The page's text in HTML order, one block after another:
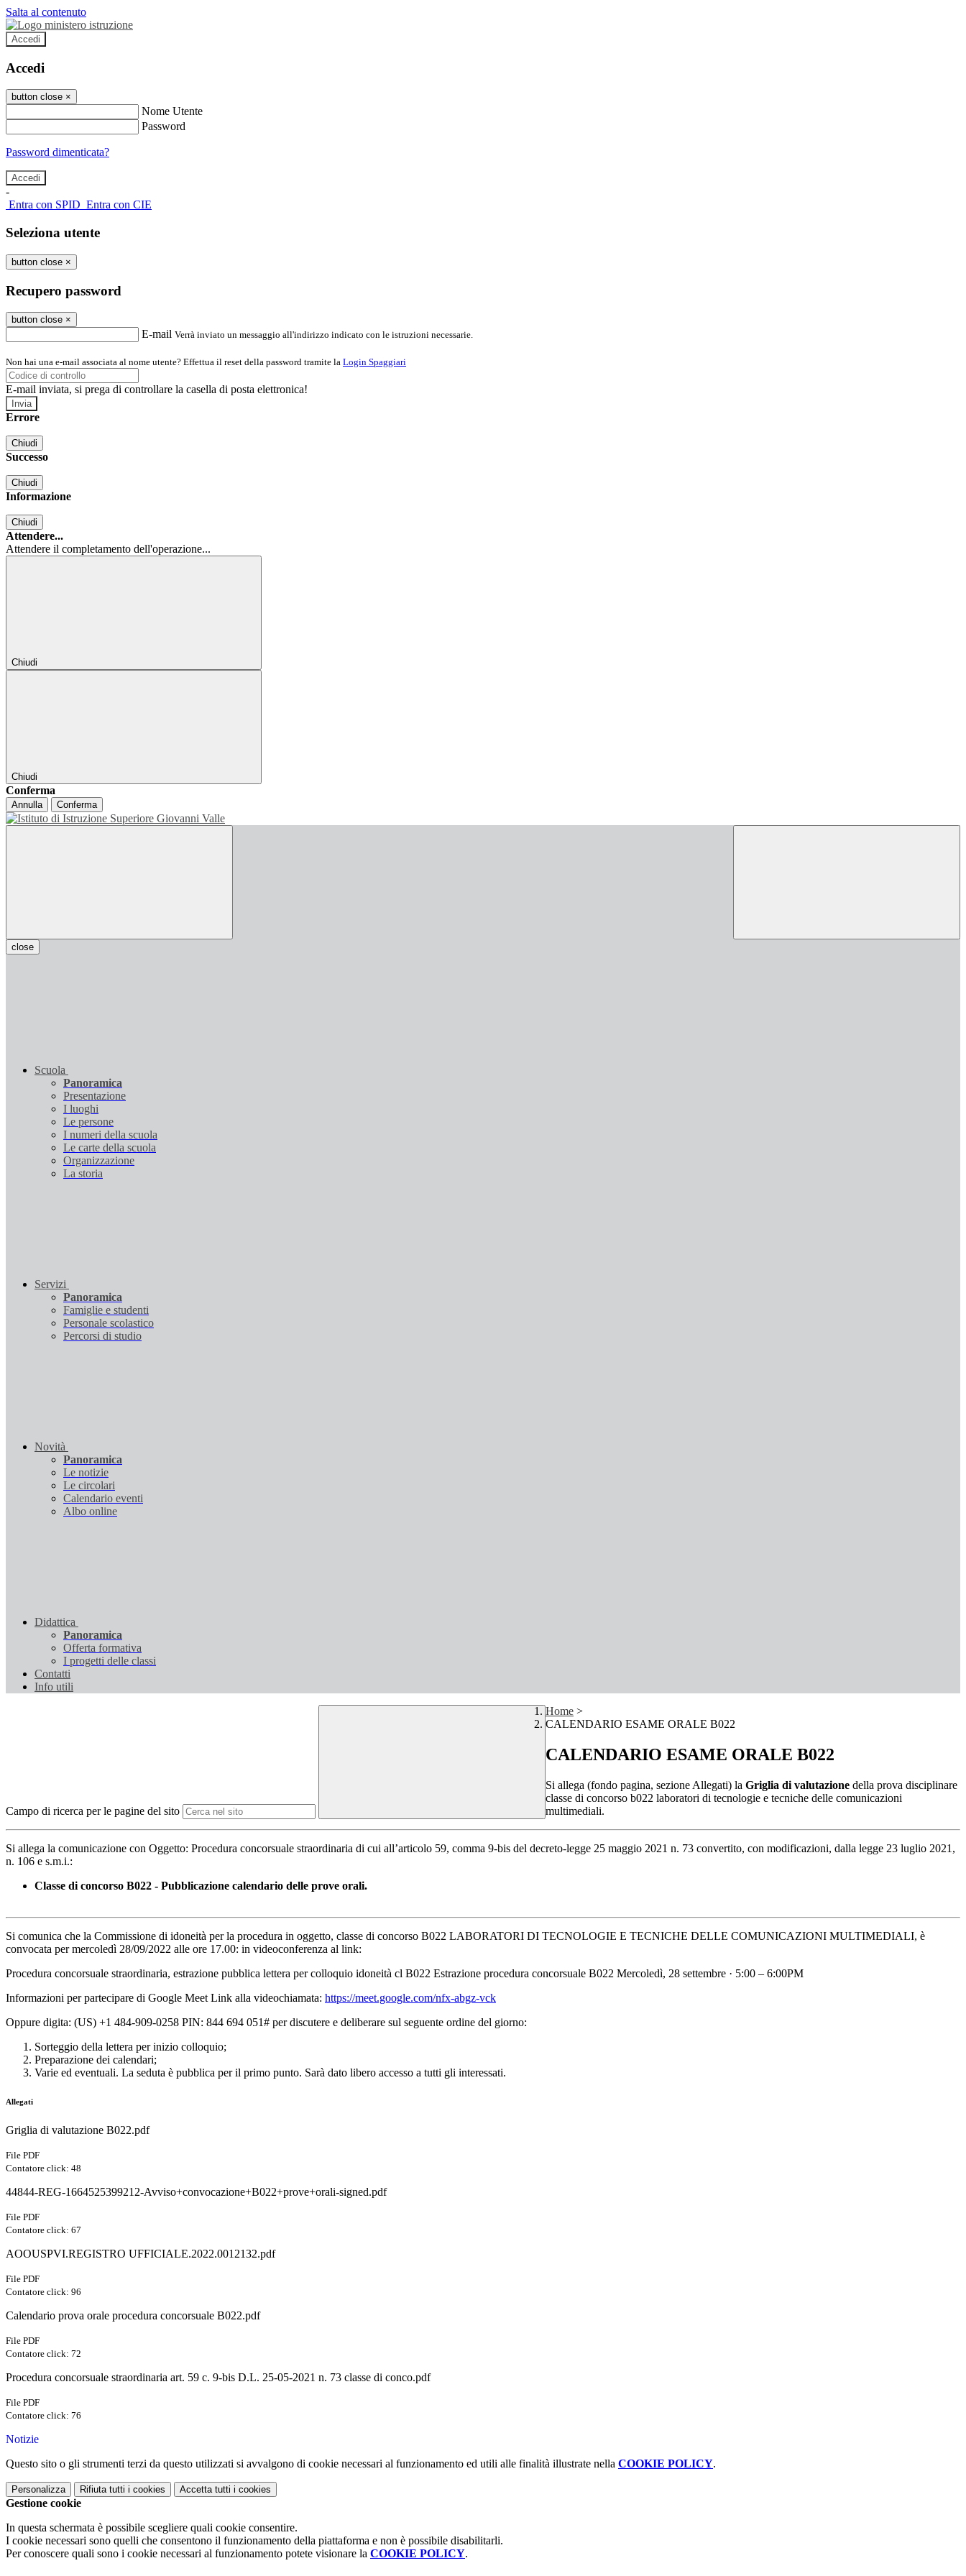
Salta al contenuto
Accedi
Accedi
button close ×
Nome Utente
Password
Password dimenticata?
-
Entra con SPID Entra con CIE
Seleziona utente
button close ×
Recupero password
button close ×
E-mail Verrà inviato un messaggio all'indirizzo indicato con le istruzioni necessarie.
Non hai una e-mail associata al nome utente? Effettua il reset della password tramite la Login Spaggiari
E-mail inviata, si prega di controllare la casella di posta elettronica!
Errore
Chiudi
Successo
Chiudi
Informazione
Chiudi
Attendere...
Attendere il completamento dell'operazione...
Chiudi
Chiudi
Conferma
Annulla Conferma
close
Scuola
Panoramica
Presentazione
I luoghi
Le persone
I numeri della scuola
Le carte della scuola
Organizzazione
La storia
Servizi
Panoramica
Famiglie e studenti
Personale scolastico
Percorsi di studio
Novità
Panoramica
Le notizie
Le circolari
Calendario eventi
Albo online
Didattica
Panoramica
Offerta formativa
I progetti delle classi
Contatti
Info utili
Campo di ricerca per le pagine del sito
Home >
CALENDARIO ESAME ORALE B022
CALENDARIO ESAME ORALE B022
Si allega (fondo pagina, sezione Allegati) la Griglia di valutazione della prova disciplinare
classe di concorso b022 laboratori di tecnologie e tecniche delle comunicazioni
multimediali.
Si allega la comunicazione con Oggetto: Procedura concorsuale straordinaria di cui all’articolo 59, comma 9-bis del decreto-legge 25 maggio 2021 n. 73 convertito, con modificazioni, dalla legge 23 luglio 2021,
n. 106 e s.m.i.:
Classe di concorso B022 - Pubblicazione calendario delle prove orali.
Si comunica che la Commissione di idoneità per la procedura in oggetto, classe di concorso B022 LABORATORI DI TECNOLOGIE E TECNICHE DELLE COMUNICAZIONI MULTIMEDIALI, è
convocata per mercoledì 28/09/2022 alle ore 17.00: in videoconferenza al link:
Procedura concorsuale straordinaria, estrazione pubblica lettera per colloquio idoneità cl B022 Estrazione procedura concorsuale B022 Mercoledì, 28 settembre · 5:00 – 6:00PM
Informazioni per partecipare di Google Meet Link alla videochiamata: https://meet.google.com/nfx-abgz-vck
Oppure digita: (US) +1 484-909-0258 PIN: 844 694 051# per discutere e deliberare sul seguente ordine del giorno:
Sorteggio della lettera per inizio colloquio;
Preparazione dei calendari;
Varie ed eventuali. La seduta è pubblica per il primo punto. Sarà dato libero accesso a tutti gli interessati.
Allegati
Griglia di valutazione B022.pdf
File PDF
Contatore click: 48
44844-REG-1664525399212-Avviso+convocazione+B022+prove+orali-signed.pdf
File PDF
Contatore click: 67
AOOUSPVI.REGISTRO UFFICIALE.2022.0012132.pdf
File PDF
Contatore click: 96
Calendario prova orale procedura concorsuale B022.pdf
File PDF
Contatore click: 72
Procedura concorsuale straordinaria art. 59 c. 9-bis D.L. 25-05-2021 n. 73 classe di conco.pdf
File PDF
Contatore click: 76
Notizie
Questo sito o gli strumenti terzi da questo utilizzati si avvalgono di cookie necessari al funzionamento ed utili alle finalità illustrate nella COOKIE POLICY.
Personalizza Rifiuta tutti i cookies Accetta tutti i cookies
Gestione cookie
In questa schermata è possibile scegliere quali cookie consentire.
I cookie necessari sono quelli che consentono il funzionamento della piattaforma e non è possibile disabilitarli.
Per conoscere quali sono i cookie necessari al funzionamento potete visionare la COOKIE POLICY.